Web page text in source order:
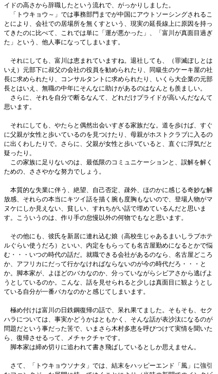
イドの高さから辞職したという流れで、がっかりしました。
「トウキョウ～」では事務部門までが中国にアウトソーシングされるこ
とにより、会社での居場所を無くすという、現実の延長線上に原因を持っ
てきたのに比べて、これでは単に「運が悪かった」、「富川が真面目過ぎ
た」という、他人事になってしまいます。
それにしても、富川は恵まれていますね。退社しても、（罪滅ぼしとは
いえ）元部下に叔父の会社の役員を勧められたり、同級生のケーキ屋の社
長に求められたり、コンサルタントに求められたり、いくら大企業の元部
長とはいえ、無職の中年にそんなに助けがあるのはなんとも羨ましい。
さらに、それを自分で断るなんて、どれだけプライドが高いんだなんて
思います。
それにしても、やたらと偶然出会いすぎる家族だな。道を歩けば、すぐ
に父親が女性と歩いているのを見つけたり、母親がホストクラブに入るの
に出くわしたりで。さらに、父親が女性と歩いていると、直ぐに浮気だと
疑ったり。
この家族に足りないのは、最低限のコミュニケーションと、誤解を解く
ための、ささやかな努力でしょう。
本質的な失業に伴う、絶望、自己否定、疎外、ほのかに感じる奇妙な解
放感、それらの本当にキツイ話を描く腕も度胸もないので、登場人物がマ
ヌケにしか見えない、貧しい、すれちがい話で埋めているんだと思いま
す。こういうのは、作り手の怠慢以外の何物でもなと思います。
その他にも、彼氏を新居に連れ込む娘（高校生じゃあるまいしラブホテ
ルぐらい使うだろ）といい、内定をもらっても名古屋勤めになるとかで悩
む・・・いつの時代の話だ。就職できる会社があるのなら、名古屋どころ
か、アフリカにだって行かなければならないのが今の時代だろ・・・と
か。脚本家が、よほどのバカなのか、分っていながらシビアさから逃げよ
うとしているのか。こんな、話を見せられると少しは真面目に観ようとし
ている自分が一番バカなのかと感じてしまいます。
極め付けは富川の日鉄鋼復帰の話で、呆れ果てました。そもそも、セク
ハラについては、事実かどうかはともかく、そんな話が表沙汰になるのが
問題だという事だった筈で、いまさら木村多恵を呼びつけて実情を聞いた
ら、復帰させるって、メチャクチャです。
脚本家は締め切りに追われて書き飛ばしているとしか思えません。
さて、「トウキョウソナタ」では、結末をハッピーエンド「風」に強引